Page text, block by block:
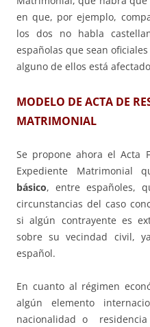
en que, por ejemplo,
los dos no habla
españolas que sean
alguno de ellos está
MODELO DE ACTA DE
MATRIMONIAL
Se propone ahora el Acta
Expediente Matrimonial
básico, entre españoles,
circunstancias del caso
si algún contrayente es
sobre su vecindad civil,
español.
En cuanto al régimen
algún elemento
nacionalidad o